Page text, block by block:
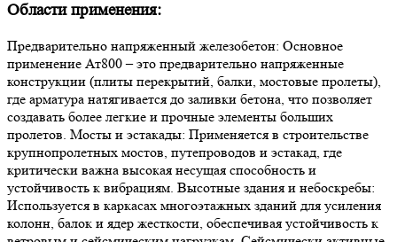
Области применения:
Предварительно напряженный железобетон: Основное
применение Ат800 – это предварительно напряженные
конструкции (плиты перекрытий, балки, мостовые пролеты),
где арматура натягивается до заливки бетона, что позволяет
создавать более легкие и прочные элементы больших
пролетов. Мосты и эстакады: Применяется в строительстве
крупнопролетных мостов, путепроводов и эстакад, где
критически важна высокая несущая способность и
устойчивость к вибрациям. Высотные здания и небоскребы:
Используется в каркасах многоэтажных зданий для усиления
колонн, балок и ядер жесткости, обеспечивая устойчивость к